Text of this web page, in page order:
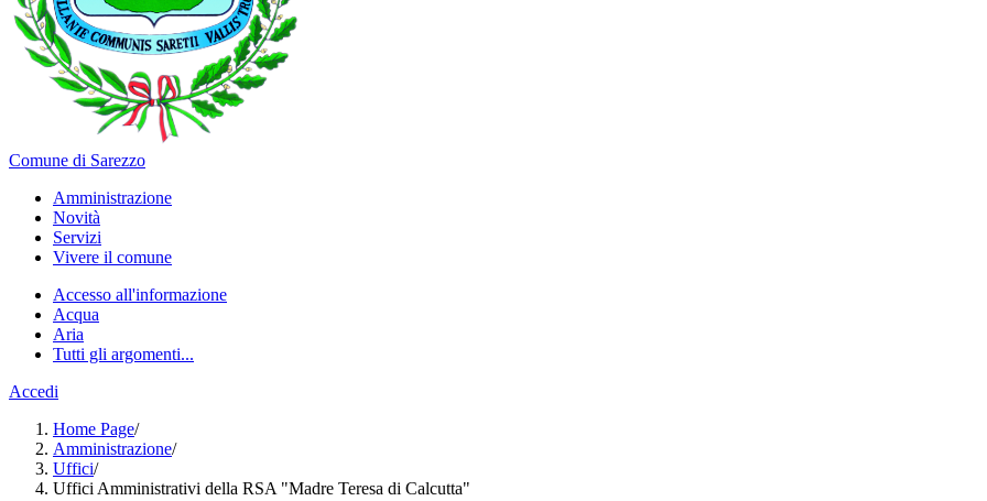
Comune di Sarezzo
Amministrazione
Novità
Servizi
Vivere il comune
Accesso all'informazione
Acqua
Aria
Tutti gli argomenti...
Accedi
Home Page/
Amministrazione/
Uffici/
Uffici Amministrativi della RSA "Madre Teresa di Calcutta"